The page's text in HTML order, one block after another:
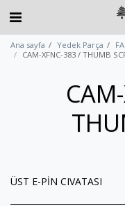
Ana sayfa Yedek Parça
CAM-XFNC-383 / THUMB
ÜST E-PİN CIVATASI